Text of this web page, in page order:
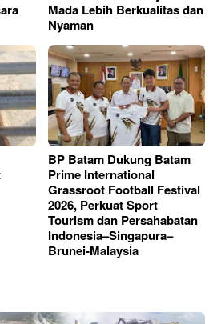
Mada Lebih Berkualitas dan
Nyaman
BP Batam Dukung Batam
Prime International
Grassroot Football Festival
2026, Perkuat Sport
Tourism dan Persahabatan
Indonesia–Singapura–
Brunei-Malaysia